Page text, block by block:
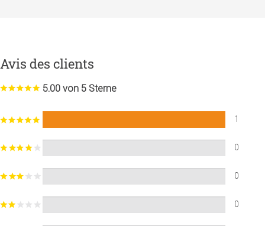
Avis des clients
5.00 von 5 Sterne
1
0
0
0